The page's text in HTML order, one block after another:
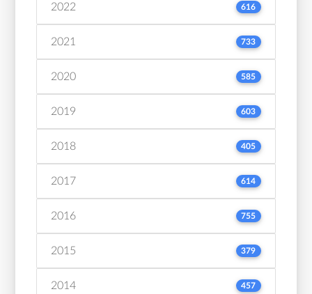
2022 616
2021 733
2020 585
2019 603
2018 405
2017 614
2016 755
2015 379
2014 457